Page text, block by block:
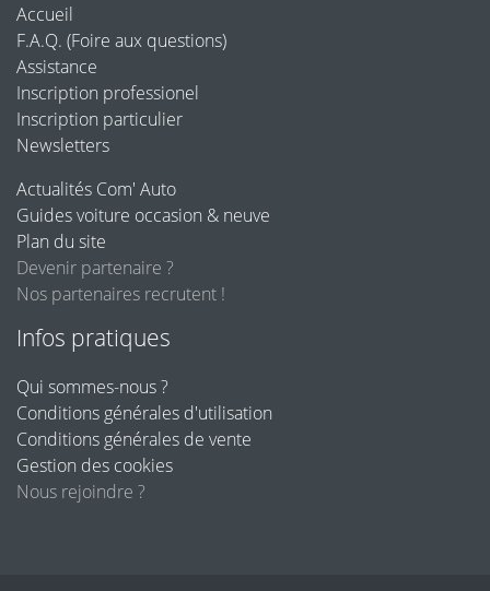
Accueil
F.A.Q. (Foire aux questions)
Assistance
Inscription professionel
Inscription particulier
Newsletters
Actualités Com' Auto
Guides voiture occasion & neuve
Plan du site
Devenir partenaire ?
Nos partenaires recrutent !
Infos pratiques
Qui sommes-nous ?
Conditions générales d'utilisation
Conditions générales de vente
Gestion des cookies
Nous rejoindre ?